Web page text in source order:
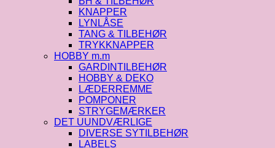
KNAPPER
LYNLÅSE
TANG & TILBEHØR
TRYKKNAPPER
HOBBY m.m
GARDINTILBEHØR
HOBBY & DEKO
LÆDERREMME
POMPONER
STRYGEMÆRKER
DET UUNDVÆRLIGE
DIVERSE SYTILBEHØR
LABELS